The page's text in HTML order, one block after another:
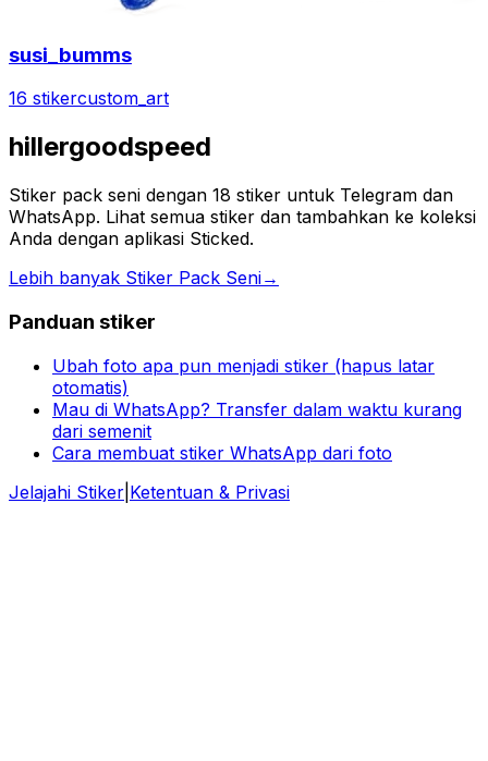
susi_bumms
16 stikercustom_art
hillergoodspeed
Stiker pack seni dengan 18 stiker untuk Telegram dan
WhatsApp. Lihat semua stiker dan tambahkan ke koleksi
Anda dengan aplikasi Sticked.
Lebih banyak Stiker Pack Seni→
Panduan stiker
Ubah foto apa pun menjadi stiker (hapus latar
otomatis)
Mau di WhatsApp? Transfer dalam waktu kurang
dari semenit
Cara membuat stiker WhatsApp dari foto
Jelajahi Stiker Ketentuan & Privasi